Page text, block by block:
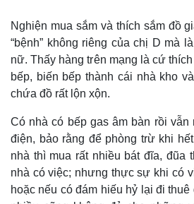
Nghiện mua sắm và thích sắm đồ
“bệnh” không riêng của chị D mà
nữ. Thấy hàng trên mạng là cứ
bếp, biến bếp thành cái nhà kho
chứa đồ rất lộn xộn.
Có nhà có bếp gas âm bàn rồi vẫn
điện, bảo rằng để phòng trừ khi
nhà thì mua rất nhiều bát đĩa, đũa
nhà có việc; nhưng thực sự khi có
hoặc nếu có đám hiếu hỷ lại đi